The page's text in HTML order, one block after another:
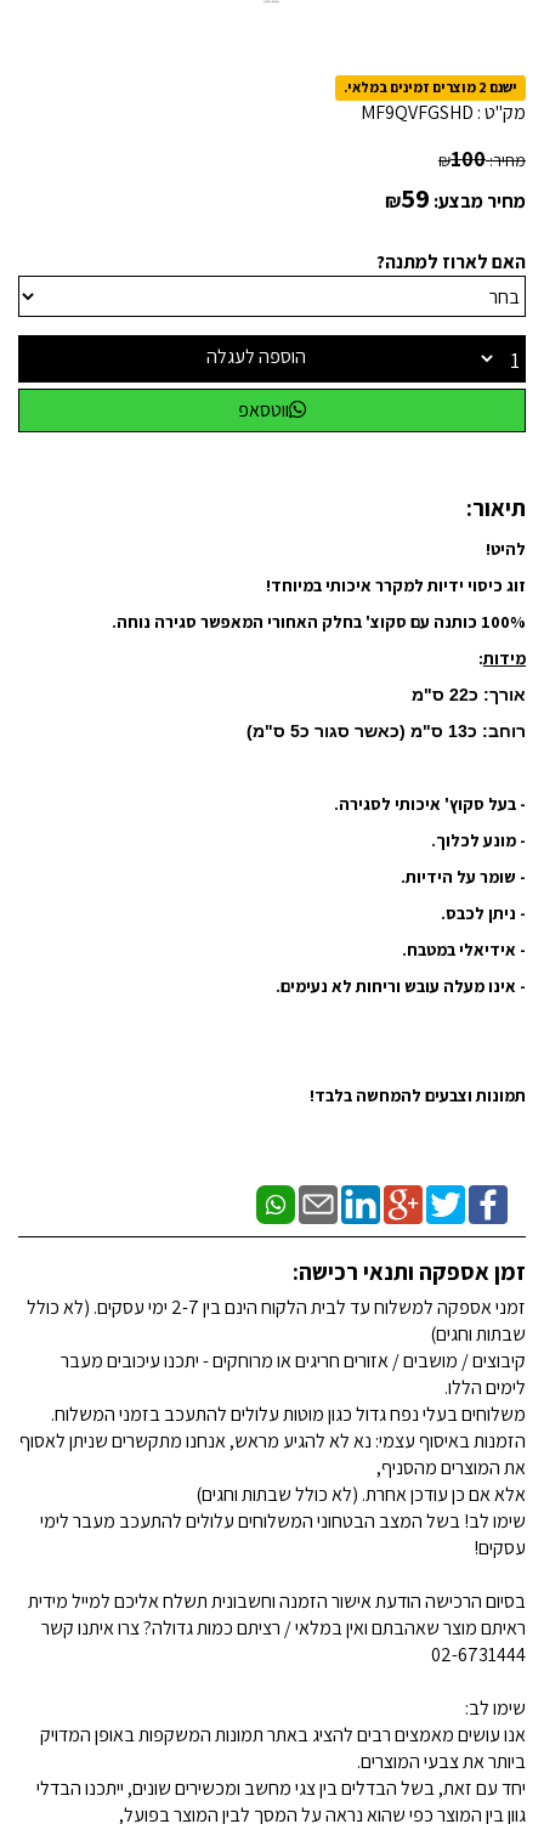
ישנם 2 מוצרים זמינים במלאי.
מק"ט : MF9QVFGSHD
מחיר: ₪100
מחיר מבצע: ₪59
האם לארוז למתנה?
הוספה לעגלה
ווטסאפ
תיאור:
להיט!
זוג כיסוי ידיותלמקרר איכותי במיוחד!
100% כותנה עם סקוצ' בחלק האחורי המאפשר סגירה נוחה.
מידות:
אורך: כ22 ס"מ
רוחב: כ13 ס"מ (כאשר סגור כ5 ס"מ)
- בעל סקוץ' איכותי לסגירה.
- מונע לכלוך.
- שומר על הידיות.
- ניתן לכבס.
- אידיאלי במטבח.
- אינו מעלה עובש וריחות לא נעימים.
תמונות וצבעים להמחשה בלבד!
זמן אספקה ותנאי רכישה:
זמני אספקה למשלוח עד לבית הלקוח הינם בין 2-7 ימי עסקים. (לא כולל
שבתות וחגים)
קיבוצים / מושבים / אזורים חריגים או מרוחקים - יתכנו עיכובים מעבר
לימים הללו.
משלוחים בעלי נפח גדול כגון מוטות עלולים להתעכב בזמני המשלוח.
הזמנות באיסוף עצמי: נא לא להגיע מראש, אנחנו מתקשרים שניתן לאסוף
את המוצרים מהסניף,
אלא אם כן עודכן אחרת. (לא כולל שבתות וחגים)
שימו לב! בשל המצב הבטחוני המשלוחים עלולים להתעכב מעבר לימי
עסקים!
בסיום הרכישה הודעת אישור הזמנה וחשבונית תשלח אליכם למייל מידית
ראיתם מוצר שאהבתם ואין במלאי / רציתם כמות גדולה? צרו איתנו קשר
02-6731444
שימו לב:
אנו עושים מאמצים רבים להציג באתר תמונות המשקפות באופן המדויק
ביותר את צבעי המוצרים.
יחד עם זאת, בשל הבדלים בין צגי מחשב ומכשירים שונים, ייתכנו הבדלי
גוון בין המוצר כפי שהוא נראה על המסך לבין המוצר בפועל,